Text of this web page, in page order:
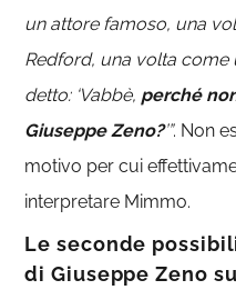
un attore famoso, una
Redford, una volta come
detto: ‘Vabbè, perché
Giuseppe Zeno?’”. Non
motivo per cui
interpretare Mimmo.
Le seconde
di Giuseppe Zeno